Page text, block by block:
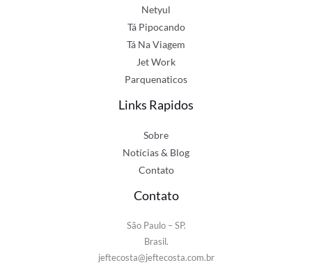
Netyul
Tá Pipocando
Tá Na Viagem
Jet Work
Parquenaticos
Links Rapidos
Sobre
Notícias & Blog
Contato
Contato
São Paulo – SP.
Brasil.
jeftecosta@jeftecosta.com.br